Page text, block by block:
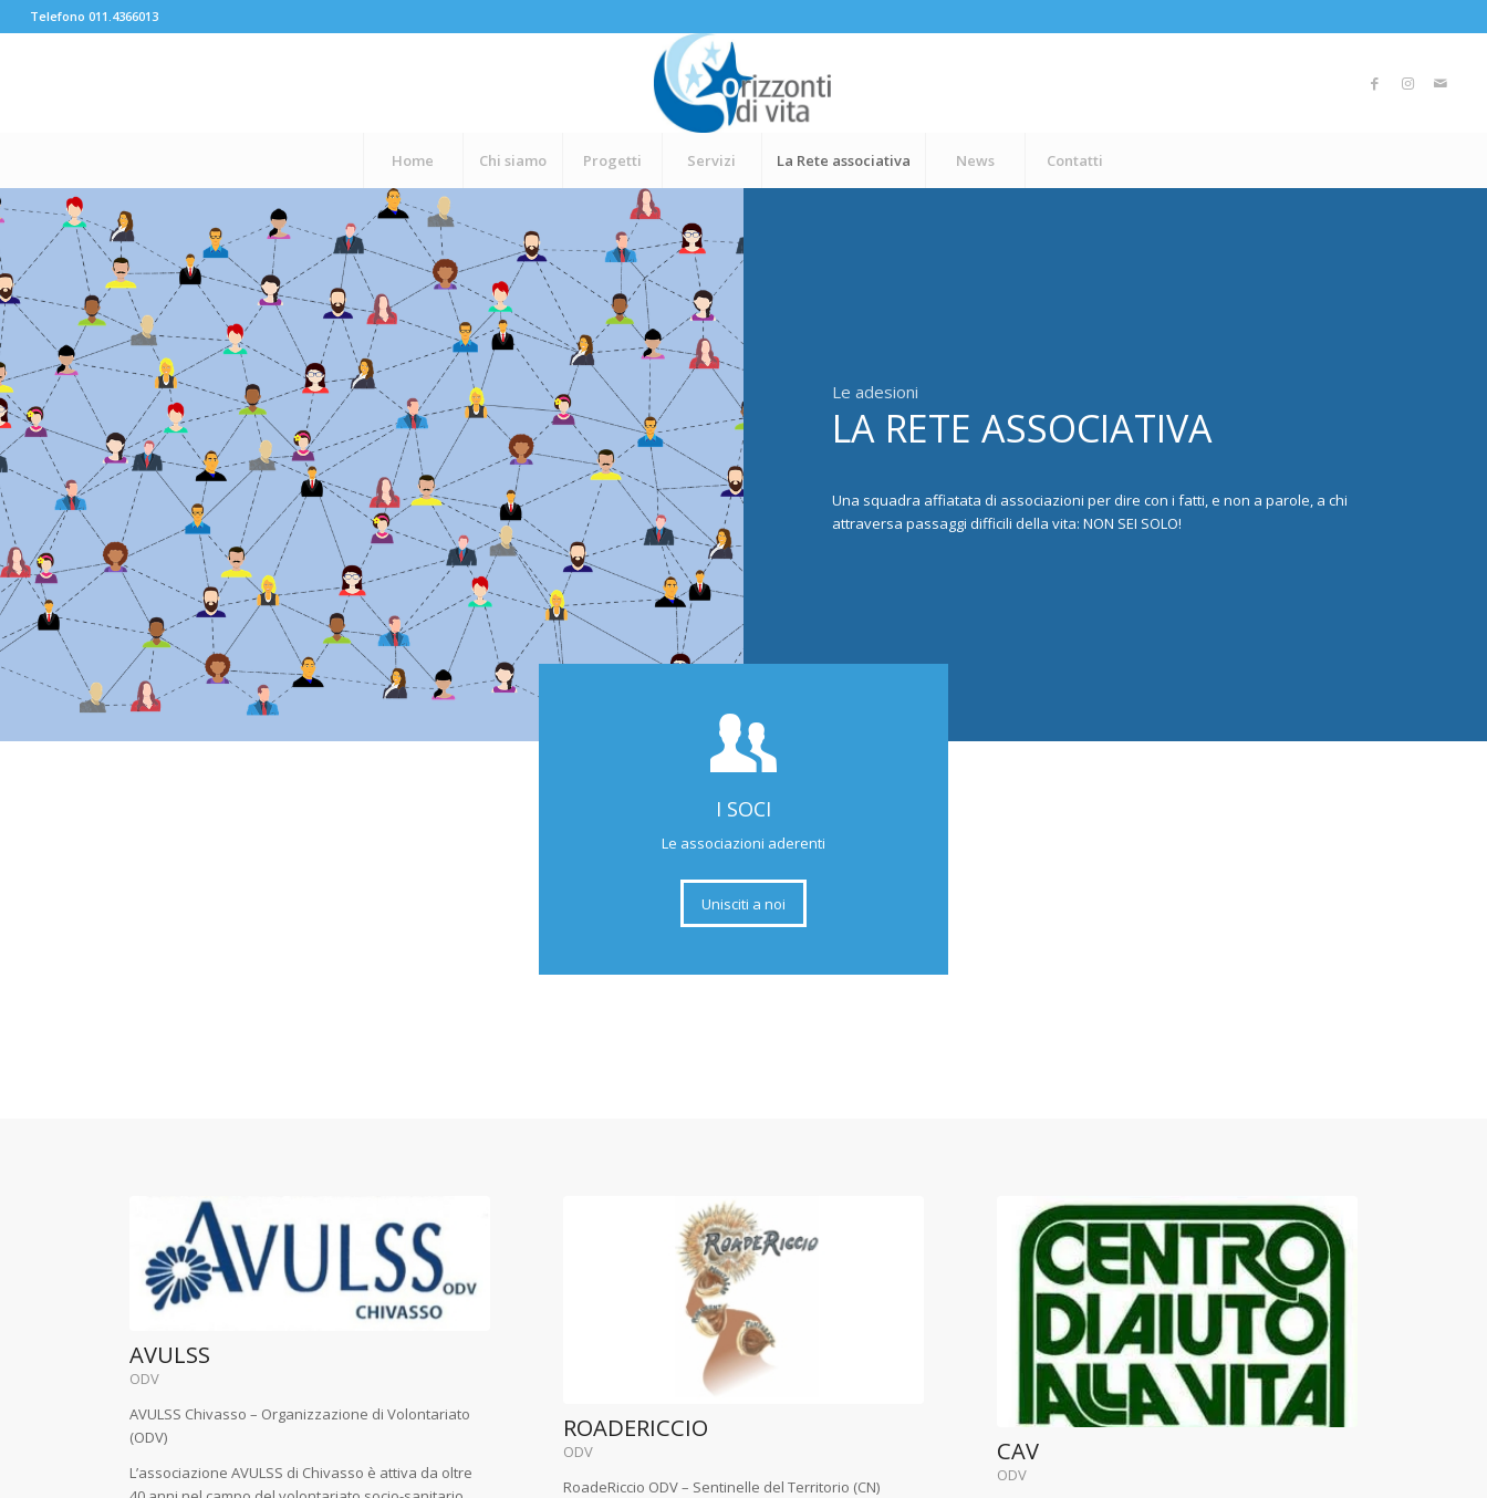
Telefono 011.4366013
Home Chi siamo Progetti Servizi La Rete associativa News Contatti
Le adesioni
LA RETE ASSOCIATIVA
Una squadra affiatata di associazioni per dire con i fatti, e non a parole, a chi
attraversa passaggi difficili della vita: NON SEI SOLO!
I SOCI
Le associazioni aderenti
Unisciti a noi
AVULSS
ODV
AVULSS Chivasso – Organizzazione di Volontariato
(ODV)
L’associazione AVULSS di Chivasso è attiva da oltre
ROADERICCIO
ODV
RoadeRiccio ODV – Sentinelle del Territorio (CN)
CAV
ODV